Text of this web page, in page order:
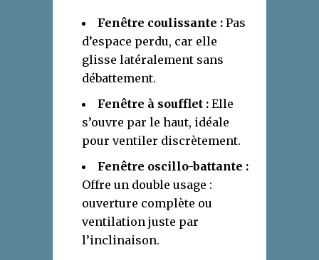
Fenêtre coulissante : Pas
d’espace perdu, car elle
glisse latéralement sans
débattement.
Fenêtre à soufflet : Elle
s’ouvre par le haut, idéale
pour ventiler discrètement.
Fenêtre oscillo-battante :
Offre un double usage :
ouverture complète ou
ventilation juste par
l’inclinaison.